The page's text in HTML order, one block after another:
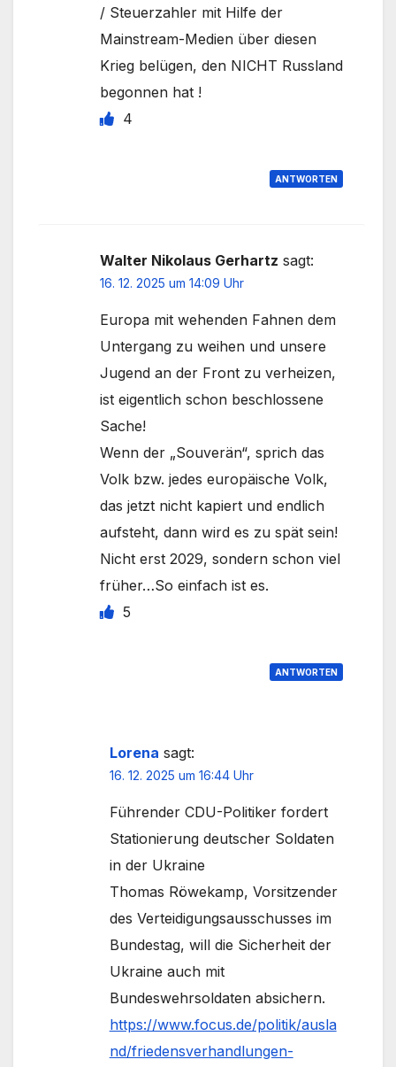
/ Steuerzahler mit Hilfe der
Mainstream-Medien über diesen
Krieg belügen, den NICHT Russland
begonnen hat !
4
ANTWORTEN
Walter Nikolaus Gerhartz sagt:
16. 12. 2025 um 14:09 Uhr
Europa mit wehenden Fahnen dem
Untergang zu weihen und unsere
Jugend an der Front zu verheizen,
ist eigentlich schon beschlossene
Sache!
Wenn der „Souverän“, sprich das
Volk bzw. jedes europäische Volk,
das jetzt nicht kapiert und endlich
aufsteht, dann wird es zu spät sein!
Nicht erst 2029, sondern schon viel
früher…So einfach ist es.
5
ANTWORTEN
Lorena sagt:
16. 12. 2025 um 16:44 Uhr
Führender CDU-Politiker fordert
Stationierung deutscher Soldaten
in der Ukraine
Thomas Röwekamp, Vorsitzender
des Verteidigungsausschusses im
Bundestag, will die Sicherheit der
Ukraine auch mit
Bundeswehrsoldaten absichern.
https://www.focus.de/politik/ausla
nd/friedensverhandlungen-